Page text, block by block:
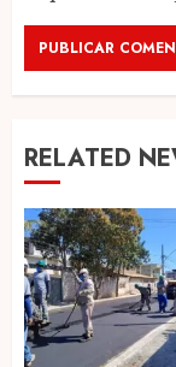
RELATED